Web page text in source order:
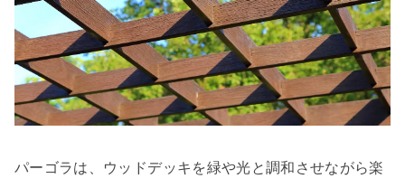
パーゴラは、ウッドデッキを緑や光と調和させながら楽